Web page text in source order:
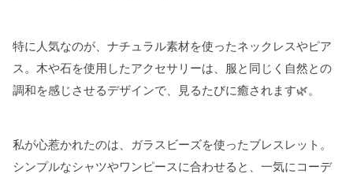
特に人気なのが、ナチュラル素材を使ったネックレスやピア
ス。木や石を使用したアクセサリーは、服と同じく自然との
調和を感じさせるデザインで、見るたびに癒されます🌿。
私が心惹かれたのは、ガラスビーズを使ったブレスレット。
シンプルなシャツやワンピースに合わせると、一気にコーデ